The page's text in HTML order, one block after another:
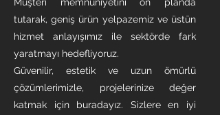
tutarak, geniş ürün yelpazemiz ve üstün
hizmet anlayışımız ile sektörde fark
yaratmayı hedefliyoruz.
Güvenilir, estetik ve uzun ömürlü
çözümlerimizle, projelerinize değer
katmak için buradayız. Sizlere en iyi